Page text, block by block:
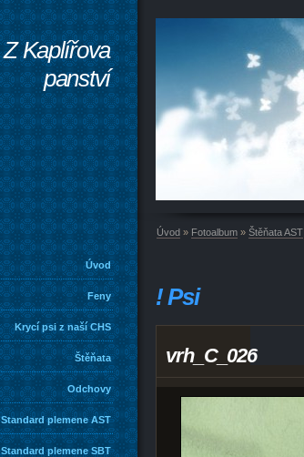
Z Kaplířova
panství
Úvod
Feny
Krycí psi z naší CHS
Štěňata
Odchovy
Standard plemene AST
Standard plemene SBT
Úvod » Fotoalbum » Štěňata AST
! Psi
vrh_C_026